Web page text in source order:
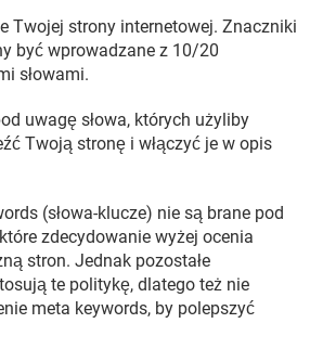
Twojej strony internetowej. Znaczniki
być wprowadzane z 10/20
słowami.
uwagę słowa, których użyliby
Twoją stronę i włączyć je w opis
(słowa-klucze) nie są brane pod
zdecydowanie wyżej ocenia
stron. Jednak pozostałe
te politykę, dlatego też nie
meta keywords, by polepszyć